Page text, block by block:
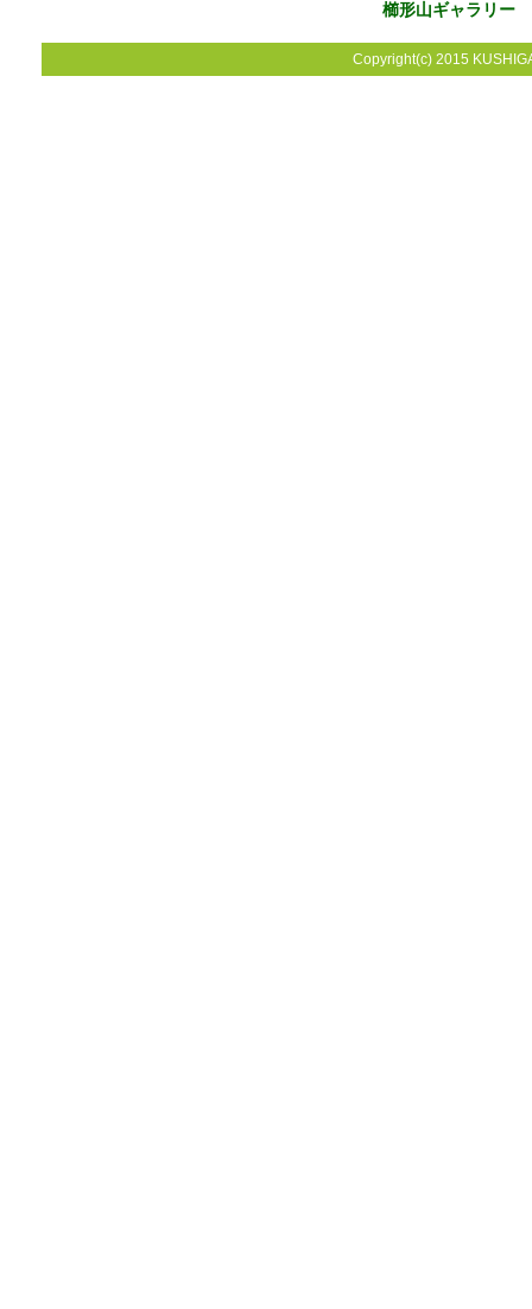
櫛形山ギャラリー
Copyright(c) 2015